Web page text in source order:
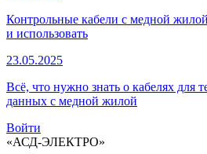
Контрольные кабели с медной
и использовать
23.05.2025
Всё, что нужно знать о кабелях для
данных с медной жилой
Войти
«АСД-ЭЛЕКТРО»